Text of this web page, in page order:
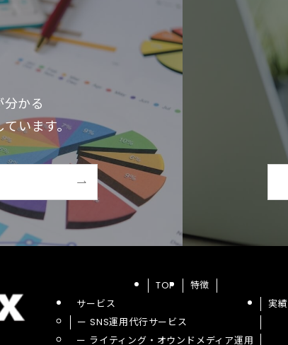
かる
います。
TOP
特徴
サービス
ー SNS運用代行サービス
ー ライティング・オウンドメディア運用
実績